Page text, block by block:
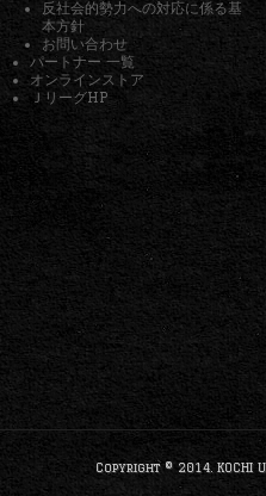
反社会的勢力への対応に係る基
本方針
お問い合わせ
パートナー 一覧
オンラインストア
ＪリーグHP
Copyright © 2014. KOCHI